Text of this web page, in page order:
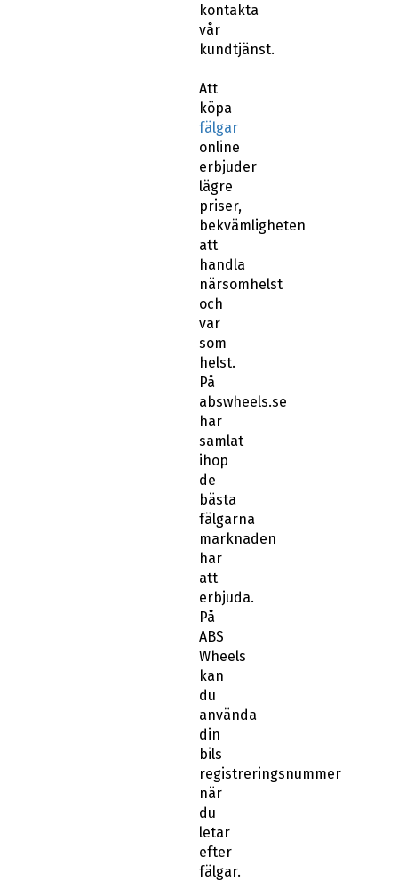
kontakta
vår
kundtjänst.
Att
köpa
fälgar
online
erbjuder
lägre
priser,
bekvämligheten
att
handla
närsomhelst
och
var
som
helst.
På
abswheels.se
har
samlat
ihop
de
bästa
fälgarna
marknaden
har
att
erbjuda.
På
ABS
Wheels
kan
du
använda
din
bils
registreringsnummer
när
du
letar
efter
fälgar.